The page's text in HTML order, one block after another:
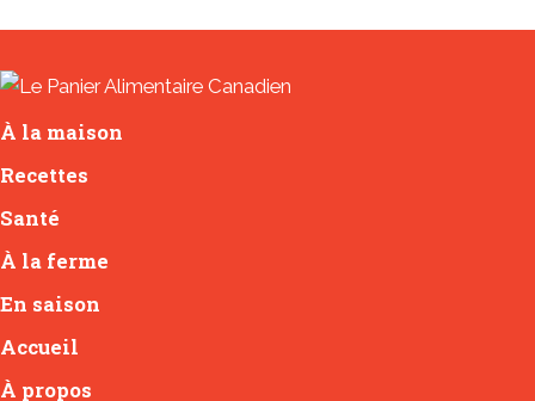
À la maison
Recettes
Santé
À la ferme
En saison
Accueil
À propos